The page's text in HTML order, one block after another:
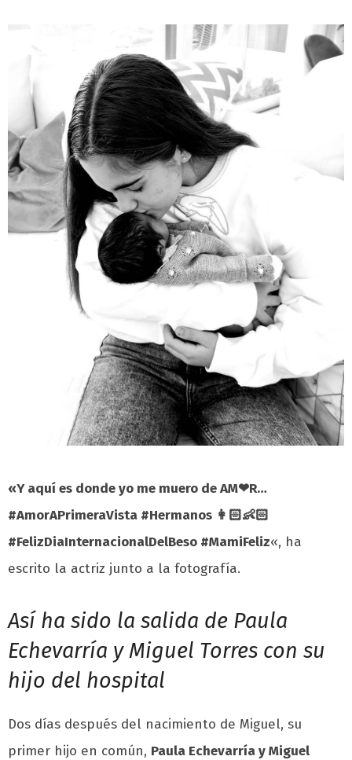
«Y aquí es donde yo me muero de AM❤R…
#AmorAPrimeraVista #Hermanos 👩🏻👶🏻
#FelizDiaInternacionalDelBeso #MamiFeliz«, ha
escrito la actriz junto a la fotografía.
Así ha sido la salida de Paula
Echevarría y Miguel Torres con su
hijo del hospital
Dos días después del nacimiento de Miguel, su
primer hijo en común, Paula Echevarría y Miguel